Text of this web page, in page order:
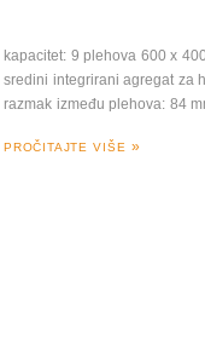
kapacitet: 9 plehova 600 x
sredini integrirani agregat za
razmak između plehova: 84
PROČITAJTE VIŠE